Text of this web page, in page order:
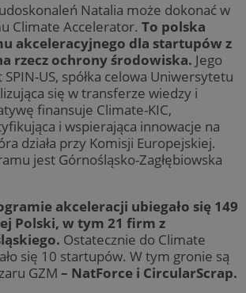
Natalia może dokonać w
Climate Accelerator. To polska
akceleracyjnego dla startupów z
rzecz ochrony środowiska. Jego
US, spółka celowa Uniwersytetu
się w transferze wiedzy i
finansuje Climate-KIC,
i wspierająca innowacje na
działa przy Komisji Europejskiej.
jest Górnośląsko-Zagłębiowska
akceleracji ubiegało się 149
Polski, w tym 21 firm z
Ostatecznie do Climate
się 10 startupów. W tym gronie są
GZM – NatForce i CircularScrap.